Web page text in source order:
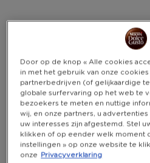
successfully!
Door op de knop « Alle cookies
in met het gebruik van onze
partnerbedrijven (of gelijkaardige
globale surfervaring op het web te
bezoekers te meten en nuttige
wij, en onze partners, u
uw interesses zijn afgestemd. Stel
klikken of op eender welk moment
instellingen » op onze website te
onze
Privacyverklaring